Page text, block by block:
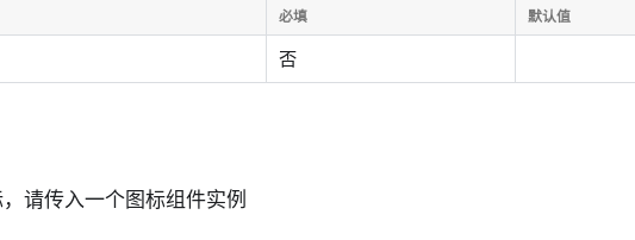
必填 默认值
否
请传入一个图标组件实例